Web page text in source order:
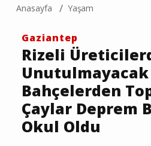
Anasayfa Yaşam
Gaziantep
Rizeli
Unutulmayacak
Bahçelerden
Çaylar Deprem
Okul Oldu